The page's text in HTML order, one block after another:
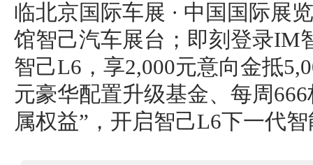
临北京国际车展 · 中国国际展
馆智己汽车展台；即刻登录IM
智己L6，享2,000元意向金抵
元豪华配置升级基金、每周
属权益”，开启智己L6下一代